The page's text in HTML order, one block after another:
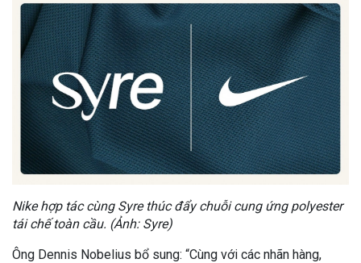
Nike hợp tác cùng Syre thúc đẩy chuỗi cung ứng polyester
tái chế toàn cầu. (Ảnh: Syre)
Ông Dennis Nobelius bổ sung: “Cùng với các nhãn hàng,